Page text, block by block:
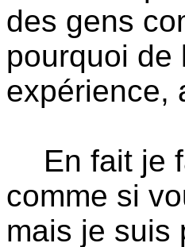
des gens
pourquoi de
expérience,
En fait je
comme si
mais je suis